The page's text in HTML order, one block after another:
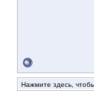
Нажмите здесь,